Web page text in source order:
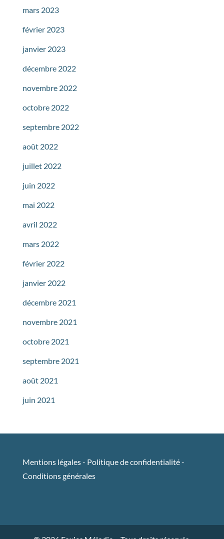
mars 2023
février 2023
janvier 2023
décembre 2022
novembre 2022
octobre 2022
septembre 2022
août 2022
juillet 2022
juin 2022
mai 2022
avril 2022
mars 2022
février 2022
janvier 2022
décembre 2021
novembre 2021
octobre 2021
septembre 2021
août 2021
juin 2021
Mentions légales- Politique de confidentialité-
Conditions générales